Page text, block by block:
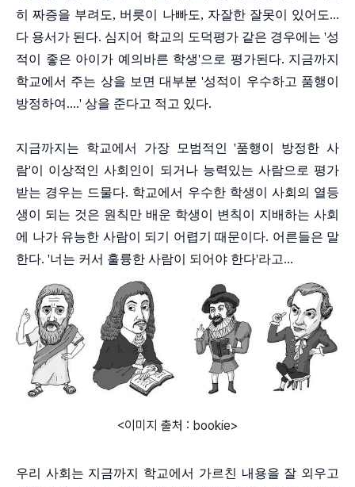
히 짜증을 부려도, 버릇이 나빠도, 자잘한 잘못이 있어도...
다 용서가 된다. 심지어 학교의 도덕평가 같은 경우에는 '성
적이 좋은 아이가 예의바른 학생'으로 평가된다. 지금까지
학교에서 주는 상을 보면 대부분 '성적이 우수하고 품행이
방정하여....' 상을 준다고 적고 있다.
지금까지는 학교에서 가장 모범적인 '품행이 방정한 사
람'이 이상적인 사회인이 되거나 능력있는 사람으로 평가
받는 경우는 드물다. 학교에서 우수한 학생이 사회의 열등
생이 되는 것은 원칙만 배운 학생이 변칙이 지배하는 사회
에 나가 유능한 사람이 되기 어렵기 때문이다. 어른들은 말
한다. '너는 커서 훌륭한 사람이 되어야 한다'라고...
<이미지 출처 : bookie>
우리 사회는 지금까지 학교에서 가르친 내용을 잘 외우고